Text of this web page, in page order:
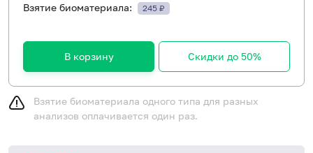
Взятие биоматериала: 245 ₽
В корзину Скидки до 50%
Взятие биоматериала одного типа для разных
анализов оплачивается один раз.